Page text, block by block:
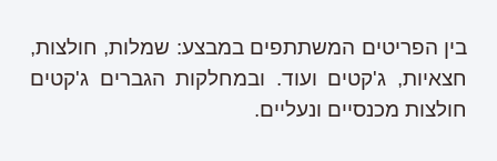
בין הפריטים המשתתפים במבצע: שמלות, חולצות,
חצאיות, ג'קטים ועוד. ובמחלקות הגברים ג'קטים
חולצות מכנסיים ונעליים.